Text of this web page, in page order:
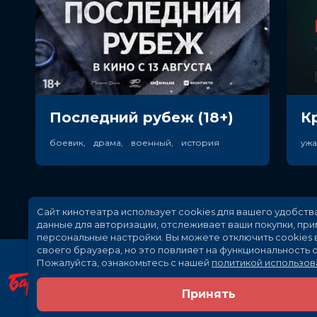
Последний рубеж (18+)
боевик, драма, военный, история
Сайт кинотеатра использует cookies для вашего
данные для авторизации, отслеживает ваши покупки,
персональные настройки. Вы можете отключить cookies
своего браузера, но это повлияет на функциональность
Пожалуйста, ознакомьтесь с нашей политикой
Принять